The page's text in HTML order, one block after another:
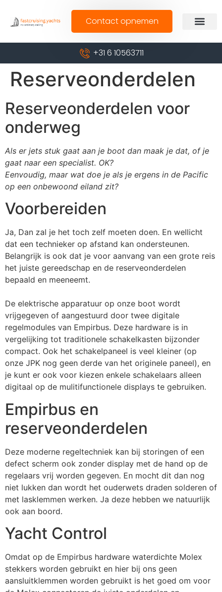
Contact opnemen
+31 6 10563711
Reserveonderdelen
Reserveonderdelen voor
onderweg
Als er jets stuk gaat aan je boot dan maak je dat, of je
gaat naar een specialist. OK?
Eenvoudig, maar wat doe je als je ergens in de Pacific
op een onbewoond eiland zit?
Voorbereiden
Ja, Dan zal je het toch zelf moeten doen. En wellicht
dat een technieker op afstand kan ondersteunen.
Belangrijk is ook dat je voor aanvang van een grote reis
het juiste gereedschap en de reserveonderdelen
bepaald en meeneemt.
De elektrische apparatuur op onze boot wordt
vrijgegeven of aangestuurd door twee digitale
regelmodules van Empirbus. Deze hardware is in
vergelijking tot traditionele schakelkasten bijzonder
compact. Ook het schakelpaneel is veel kleiner (op
onze JPK nog geen derde van het originele paneel), en
je kunt er ook voor kiezen enkele schakelaars alleen
digitaal op de mulitifunctionele displays te gebruiken.
Empirbus en
reserveonderdelen
Deze moderne regeltechniek kan bij storingen of een
defect scherm ook zonder display met de hand op de
regelaars vrij worden gegeven. En mocht dit dan nog
niet lukken dan wordt het ouderwets draden solderen of
met lasklemmen werken. Ja deze hebben we natuurlijk
ook aan boord.
Yacht Control
Omdat op de Empirbus hardware waterdichte Molex
stekkers worden gebruikt en hier bij ons geen
aansluitklemmen worden gebruikt is het goed om voor